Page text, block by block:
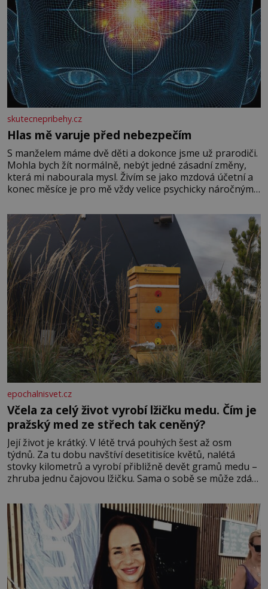
skutecnepribehy.cz
Hlas mě varuje před nebezpečím
S manželem máme dvě děti a dokonce jsme už prarodiči.
Mohla bych žít normálně, nebýt jedné zásadní změny,
která mi nabourala mysl. Živím se jako mzdová účetní a
konec měsíce je pro mě vždy velice psychicky náročným
dál častěji volá o pomoc, co se hlídání týče. Dalo by se
epochalnisvet.cz
Včela za celý život vyrobí lžičku medu. Čím je
pražský med ze střech tak ceněný?
Její život je krátký. V létě trvá pouhých šest až osm
týdnů. Za tu dobu navštíví desetitisíce květů, nalétá
stovky kilometrů a vyrobí přibližně devět gramů medu –
zhruba jednu čajovou lžičku. Sama o sobě se může zdát
tisíc příslušnic svého včelstva, vznikne jeden z
nejdokonalejších organismů